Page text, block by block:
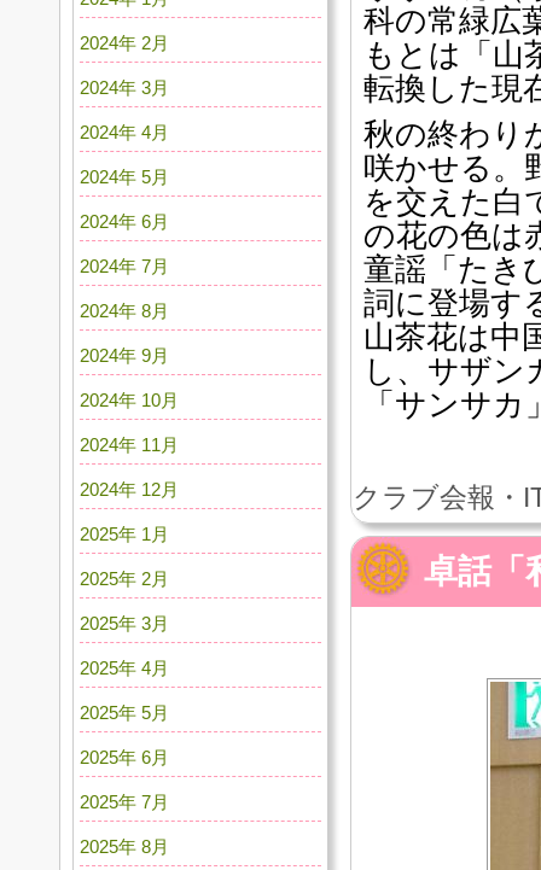
科の常緑広
もとは「山
転換した現
秋の終わり
咲かせる。
を交えた白
の花の色は
童謡「たき
詞に登場す
山茶花は中
し、サザン
「サンサ
クラブ会報・
卓話「
2024年 2月
2024年 3月
2024年 4月
2024年 5月
2024年 6月
2024年 7月
2024年 8月
2024年 9月
2024年 10月
2024年 11月
2024年 12月
2025年 1月
2025年 2月
2025年 3月
2025年 4月
2025年 5月
2025年 6月
2025年 7月
2025年 8月